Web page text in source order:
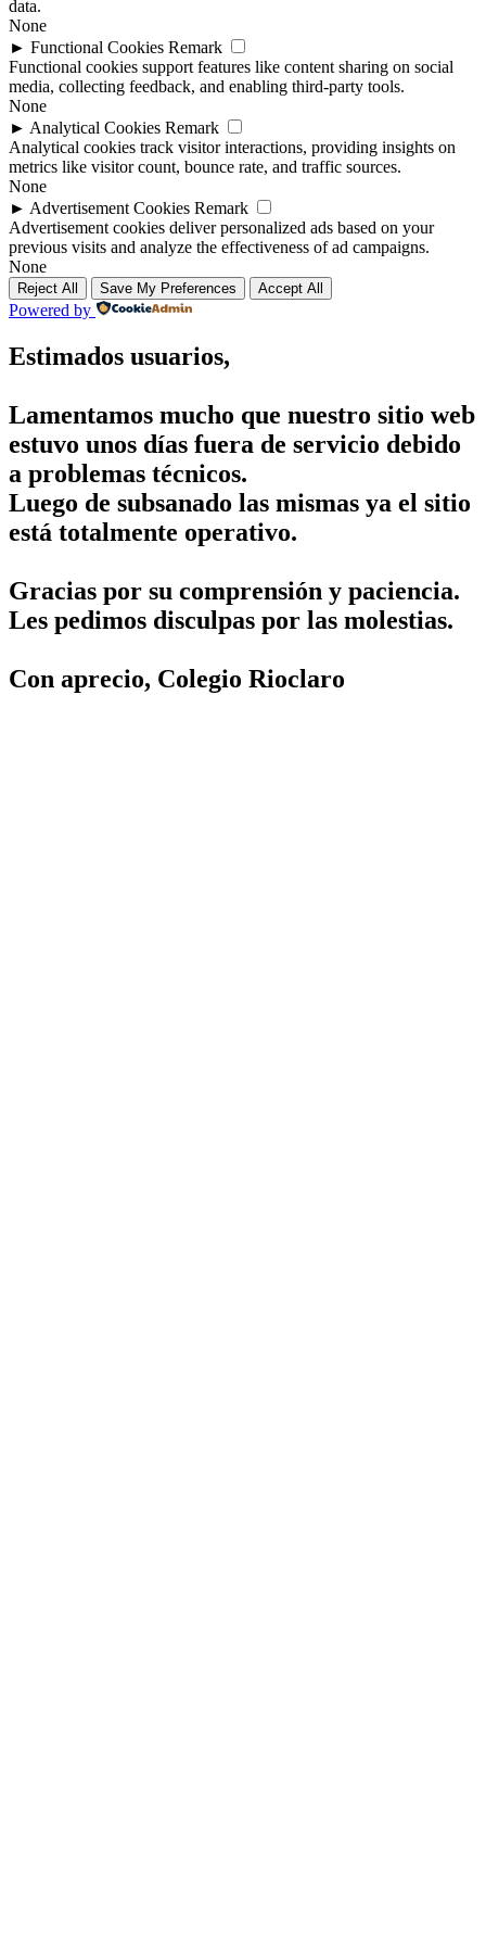
data.
None
► Functional Cookies Remark
Functional cookies support features like content sharing on social
media, collecting feedback, and enabling third-party tools.
None
► Analytical Cookies Remark
Analytical cookies track visitor interactions, providing insights on
metrics like visitor count, bounce rate, and traffic sources.
None
► Advertisement Cookies Remark
Advertisement cookies deliver personalized ads based on your
previous visits and analyze the effectiveness of ad campaigns.
None
Reject All Save My Preferences Accept All
Powered by
Estimados usuarios,
Lamentamos mucho que nuestro sitio web
estuvo unos días fuera de servicio debido
a problemas técnicos.
Luego de subsanado las mismas ya el sitio
está totalmente operativo.
Gracias por su comprensión y paciencia.
Les pedimos disculpas por las molestias.
Con aprecio, Colegio Rioclaro